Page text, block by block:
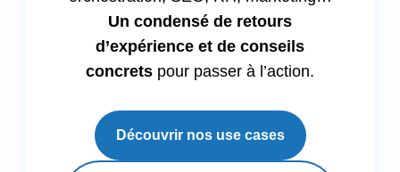
Un condensé de retours
d’expérience et de conseils
concrets pour passer à l’action.
Découvrir nos use cases